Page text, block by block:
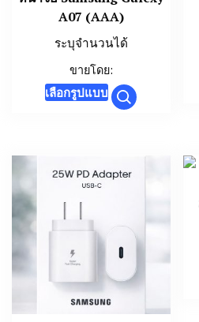
A07 (AAA)
ระบุจำนวนได้
ขายโดย:
เลือกรูปแบบ This
product
multiple
variants.
may
be
chosen
on